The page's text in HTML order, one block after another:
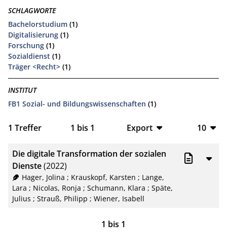
SCHLAGWORTE
Bachelorstudium (1)
Digitalisierung (1)
Forschung (1)
Sozialdienst (1)
Träger <Recht> (1)
INSTITUT
FB1 Sozial- und Bildungswissenschaften (1)
1 Treffer 1 bis 1
Export
RIS
XML
10
20
Die digitale Transformation der sozialen
Dienste(2022)
Hager, Jolina ; Krauskopf, Karsten ; Lange,
Lara ; Nicolas, Ronja ; Schumann, Klara ; Späte,
Julius ; Strauß, Philipp ; Wiener, Isabell
1 bis 1